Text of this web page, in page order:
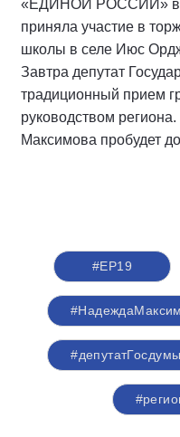
«ЕДИНОЙ РОССИИ» в
приняла участие в
школы в селе Июс
Завтра депутат
традиционный прием
руководством
Максимова пробудет
#ЕР19
#депутатГосдумы